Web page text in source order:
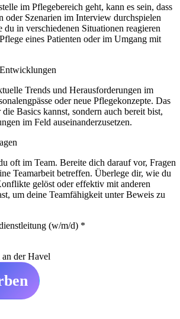
im Pflegebereich geht, kann es sein, dass
oder Szenarien im Interview durchspielen
in verschiedenen Situationen reagieren
eines Patienten oder im Umgang mit
Trends und Herausforderungen im
oder neue Pflegekonzepte. Das
Basics kannst, sondern auch bereit bist,
im Feld auseinanderzusetzen.
oft im Team. Bereite dich darauf vor, Fragen
Teamarbeit betreffen. Überlege dir, wie du
gelöst oder effektiv mit anderen
um deine Teamfähigkeit unter Beweis zu
(w/m/d) *
der Havel